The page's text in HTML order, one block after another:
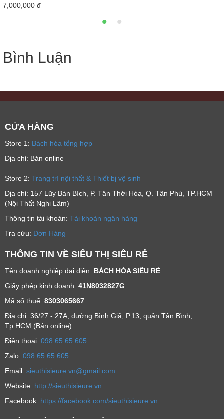
7,000,000 đ
Bình Luận
CỬA HÀNG
Store 1: Bách hóa tổng hợp
Địa chỉ: Bán online
Store 2: Trang trí nội thất & Thiết bị vệ sinh
Địa chỉ: 157 Lũy Bán Bích, P. Tân Thới Hòa, Q. Tân Phú, TP.HCM
(Nội Thất Nghi Lâm)
Thông tin tài khoản: Tài khoản ngân hàng
Tra cứu: Đơn Hàng
THÔNG TIN VỀ SIÊU THỊ SIÊU RẺ
Tên doanh nghiệp đại diện: BÁCH HÓA SIÊU RẺ
Giấy phép kinh doanh: 41N8032827G
Mã số thuế: 8303065667
Địa chỉ: 36/27 - 27A, đường Bình Giã, P.13, quận Tân Bình,
Tp.HCM (Bán online)
Ðiện thoại: 098.65.65.605
Zalo: 098.65.65.605
Email: sieuthisieure.vn@gmail.com
Website: http://sieuthisieure.vn
Facebook: https://facebook.com/sieuthisieure.vn